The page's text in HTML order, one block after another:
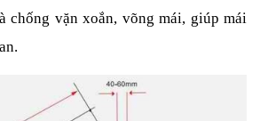
chống vặn xoắn, võng mái, giúp mái